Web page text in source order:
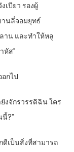
ปียว​ รอง​ผู้
น​ลี่​จอม​ยุทธ์​
าน​ และ​ทำให้​หลู​
หัส​”
ก​ไป​
ง​จักรวรรดิ​ฉิน​ ใคร​
​?”
เป็น​สิ่งที่​สามารถ​